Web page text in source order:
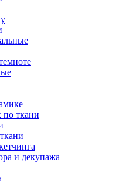
по ткани
и декупажа